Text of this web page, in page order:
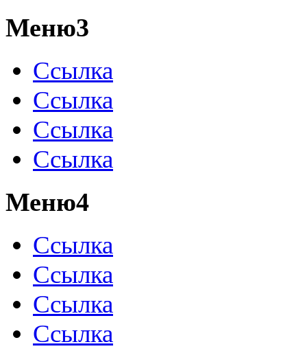
Меню3
Ссылка
Ссылка
Ссылка
Ссылка
Меню4
Ссылка
Ссылка
Ссылка
Ссылка